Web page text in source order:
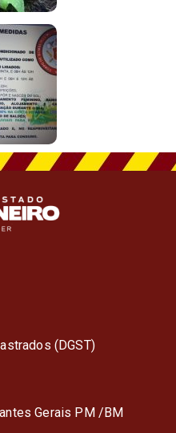
(DGST)
Gerais PM /BM